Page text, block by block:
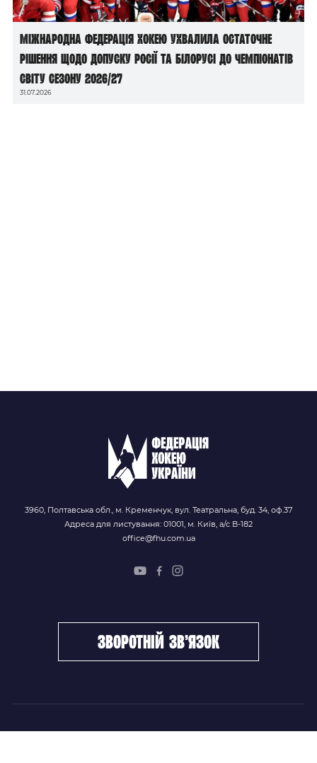
Міжнародна федерація хокею ухвалила остаточне
рішення щодо допуску росії та білорусі до чемпіонатів
світу сезону 2026/27
31.07.2026
3960, Полтавська обл., м. Кременчук, вул. Театральна, буд. 34, оф.37
Адреса для листування: 01001, м. Київ, а/с В-182
office@fhu.com.ua
зворотній зв’язок